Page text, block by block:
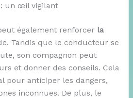
un œil vigilant
également renforcer la
Tandis que le conducteur se
son compagnon peut
et donner des conseils. Cela
pour anticiper les dangers,
inconnues. De plus, le